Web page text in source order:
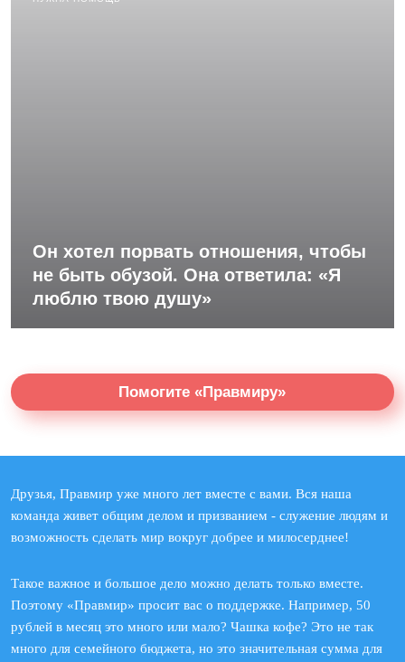
Он хотел порвать отношения, чтобы
не быть обузой. Она ответила: «Я
люблю твою душу»
Помогите «Правмиру»
Друзья, Правмир уже много лет вместе с вами. Вся наша
команда живет общим делом и призванием - служение людям и
возможность сделать мир вокруг добрее и милосерднее!
Такое важное и большое дело можно делать только вместе.
Поэтому «Правмир» просит вас о поддержке. Например, 50
рублей в месяц это много или мало? Чашка кофе? Это не так
много для семейного бюджета, но это значительная сумма для